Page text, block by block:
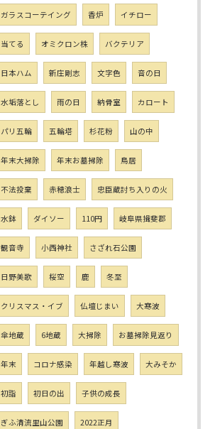
ガラスコーテイング 香炉 イチロー
当てる オミクロン株 バクテリア
日本ハム 新庄剛志 文字色 音の日
水垢落とし 雨の日 納骨室 カロート
パリ五輪 五輪塔 杉花粉 山の中
年末大掃除 年末お墓掃除 鳥居
不法投棄 赤穂浪士 忠臣蔵討ち入りの火
水鉢 ダイソー 110円 岐阜県揖斐郡
観音寺 小西神社 さざれ石公園
日野美歌 桜空 鹿 冬至
クリスマス・イブ 仏壇じまい 大寒波
傘地蔵 6地蔵 大掃除 お墓掃除見返り
年末 コロナ感染 年越し寒波 大みそか
初詣 初日の出 子供の成長
ぎふ清流里山公園 2022正月